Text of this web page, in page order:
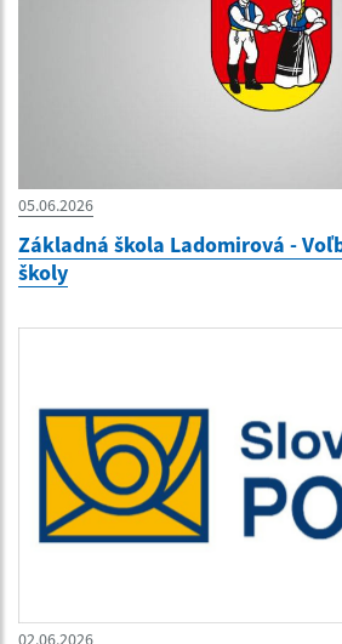
05.06.2026
Základná škola Ladomirová -
školy
02.06.2026